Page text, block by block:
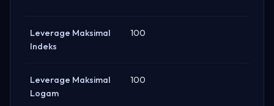
Leverage Maksimal
Indeks
100
Leverage Maksimal
Logam
100